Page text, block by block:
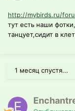
http://mybirds.ru/
тут есть наши
танцует,сидит в
1 месяц спустя...